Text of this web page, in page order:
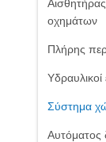
οχημάτων
Πλήρης
Υδραυλικοί
Σύστημα
Αυτόματος